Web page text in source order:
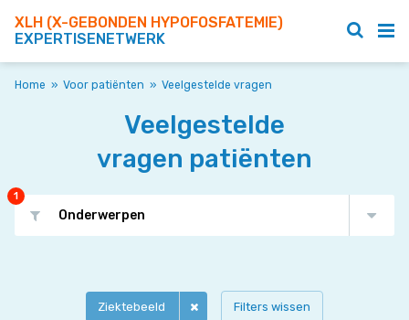
XLH (X-GEBONDEN HYPOFOSFATEMIE)
EXPERTISENETWERK
Home » Voor patiënten » Veelgestelde vragen
Veelgestelde
vragen patiënten
1
Onderwerpen
Ziektebeeld Filters wissen